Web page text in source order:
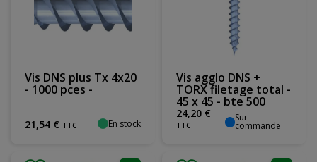
Vis DNS plus Tx 4x20
- 1000 pces -
21,54 € TTC En stock
Vis agglo DNS +
TORX filetage total -
45 x 45 - bte 500
24,20 €
TTC
Sur
commande